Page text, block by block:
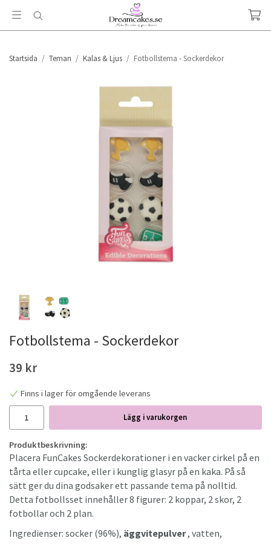
Startsida / Teman / Kalas & Ljus / Fotbollstema - Sockerdekor
Fotbollstema - Sockerdekor
39 kr
Finns i lager för omgående leverans
Lägg i varukorgen
Produktbeskrivning:
Placera FunCakes Sockerdekorationer i en vacker cirkel på en
tårta eller cupcake, eller i kunglig glasyr på en kaka. På så
sätt ger du dina godsaker ett passande tema på nolltid.
Detta fotbollsset innehåller 8 figurer: 2 koppar, 2 skor, 2
fotbollar och 2 plan.
Ingredienser: socker (96%), äggvitepulver, vatten,